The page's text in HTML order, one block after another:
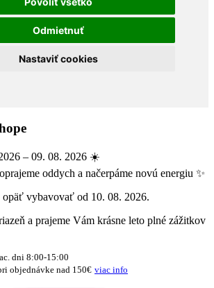
Odmietnuť
Nastaviť cookies
– 09. 08. 2026 ☀️
oddych a načerpáme novú energiu ✨
opäť vybavovať od 10. 08. 2026.
a prajeme Vám krásne leto plné zážitkov
dni 8:00-15:00
objednávke nad 150€ viac info